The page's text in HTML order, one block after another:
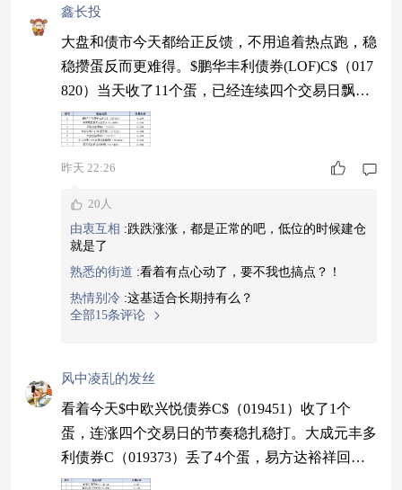
鑫长投
大盘和债市今天都给正反馈，不用追着热点跑，稳
稳攒蛋反而更难得。$鹏华丰利债券(LOF)C$（017
820）当天收了11个蛋，已经连续四个交易日飘
红，华安中债7-10年国开债A（007228）收了9个
蛋，易方达裕祥回报债券C（017420）收了6个
蛋，今天鹏华丰利的收蛋数领先。#买黄金前 我会
昨天 22:26
20人
由衷互相 :跌跌涨涨，都是正常的吧，低位的时候建仓
就是了
熟悉的街道 :看着有点心动了，要不我也搞点？！
热情别冷 :这基适合长期持有么？
全部15条评论
风中凌乱的发丝
看着今天$中欧兴悦债券C$（019451）收了1个
蛋，连涨四个交易日的节奏稳扎稳打。大成元丰多
利债券C（019373）丢了4个蛋，易方达裕祥回报
债券C（017420）丢了25个蛋，兴悦的1个蛋显得